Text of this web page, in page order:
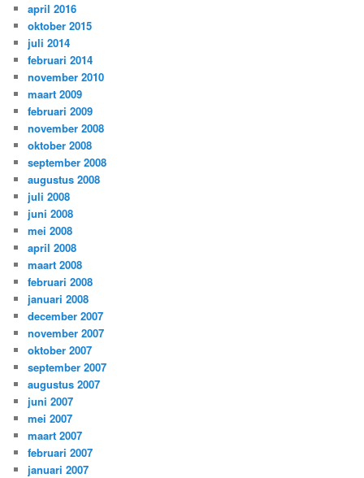
april 2016
oktober 2015
juli 2014
februari 2014
november 2010
maart 2009
februari 2009
november 2008
oktober 2008
september 2008
augustus 2008
juli 2008
juni 2008
mei 2008
april 2008
maart 2008
februari 2008
januari 2008
december 2007
november 2007
oktober 2007
september 2007
augustus 2007
juni 2007
mei 2007
maart 2007
februari 2007
januari 2007